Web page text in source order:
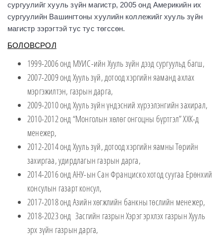
сургуулийг хууль зүйн магистр, 2005 онд Америкийн их
сургуулийн Вашингтоны хуулийн коллежийг хууль зүйн
магистр зэрэгтэй тус тус төгссөн.
БОЛОВСРОЛ
1999-2006 онд МУИС-ийн Хууль зүйн дээд сургуульд багш,
2007-2009 онд Хууль зүй, дотоод хэргийн яаманд ахлах
мэргэжилтэн, газрын дарга,
2009-2010 онд Хууль зүйн үндэсний хүрээлэнгийн захирал,
2010-2012 онд “Монголын хөлөг онгоцны бүртгэл” ХХК-д
менежер,
2012-2014 онд Хууль зүй, дотоод хэргийн яамны Төрийн
захиргаа, удирдлагын газрын дарга,
2014-2016 онд АНУ-ын Сан Франциско хотод суугаа Ерөнхий
консулын газарт консул,
2017-2018 онд Азийн хөгжлийн банкны төслийн менежер,
2018-2023 онд Засгийн газрын Хэрэг эрхлэх газрын Хууль
эрх зүйн газрын дарга,